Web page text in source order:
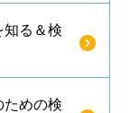
知る＆検
ための検